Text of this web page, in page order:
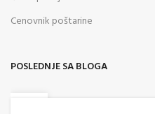
Cenovnik poštarine
POSLEDNJE SA BLOGA